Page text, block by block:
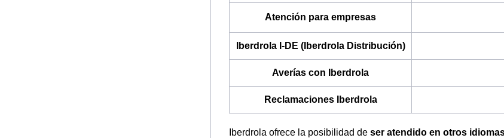
Atención para empresas
Iberdrola I-DE (Iberdrola Distribución)
Averías con Iberdrola
Reclamaciones Iberdrola
Iberdrola ofrece la posibilidad de ser atendido en otros